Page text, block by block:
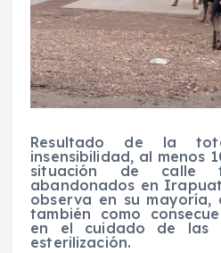
Resultado de la
insensibilidad, al menos
situación de calle
abandonados en
observa en su
también como
en el cuidado de las
esterilización.